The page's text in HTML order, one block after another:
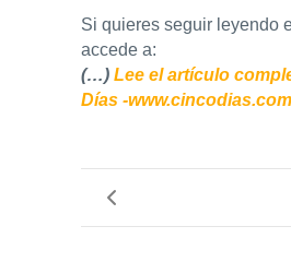
Si quieres seguir leyendo
accede a:
(…) Lee el artículo
Días -